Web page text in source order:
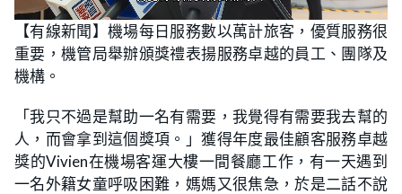
U
n
m
t
e
L
o
a
d
e
d
0
9
%
【有線新聞】機場每日服務數以萬計旅客，優質服務很
重要，機管局舉辦頒獎禮表揚服務卓越的員工、團隊及
機構。
「我只不過是幫助一名有需要，我覺得有需要我去幫的
人，而會拿到這個獎項。」獲得年度最佳顧客服務卓越
獎的Vivien在機場客運大樓一間餐廳工作，有一天遇到
一名外籍女童呼吸困難，媽媽又很焦急，於是二話不說